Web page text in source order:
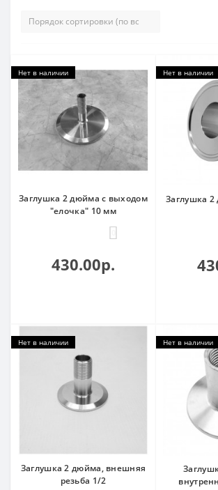
Нет в наличии
Заглушка 2 дюйма с выходом
"елочка" 10 мм
430.00р.
Нет в наличии
Заглушка
Нет в наличии
Заглушка 2 дюйма, внешняя
резьба 1/2
Нет в наличии